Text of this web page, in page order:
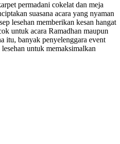
permadani cokelat dan meja
suasana acara yang nyaman
lesehan memberikan kesan hangat
untuk acara Ramadhan maupun
itu, banyak penyelenggara event
untuk memaksimalkan